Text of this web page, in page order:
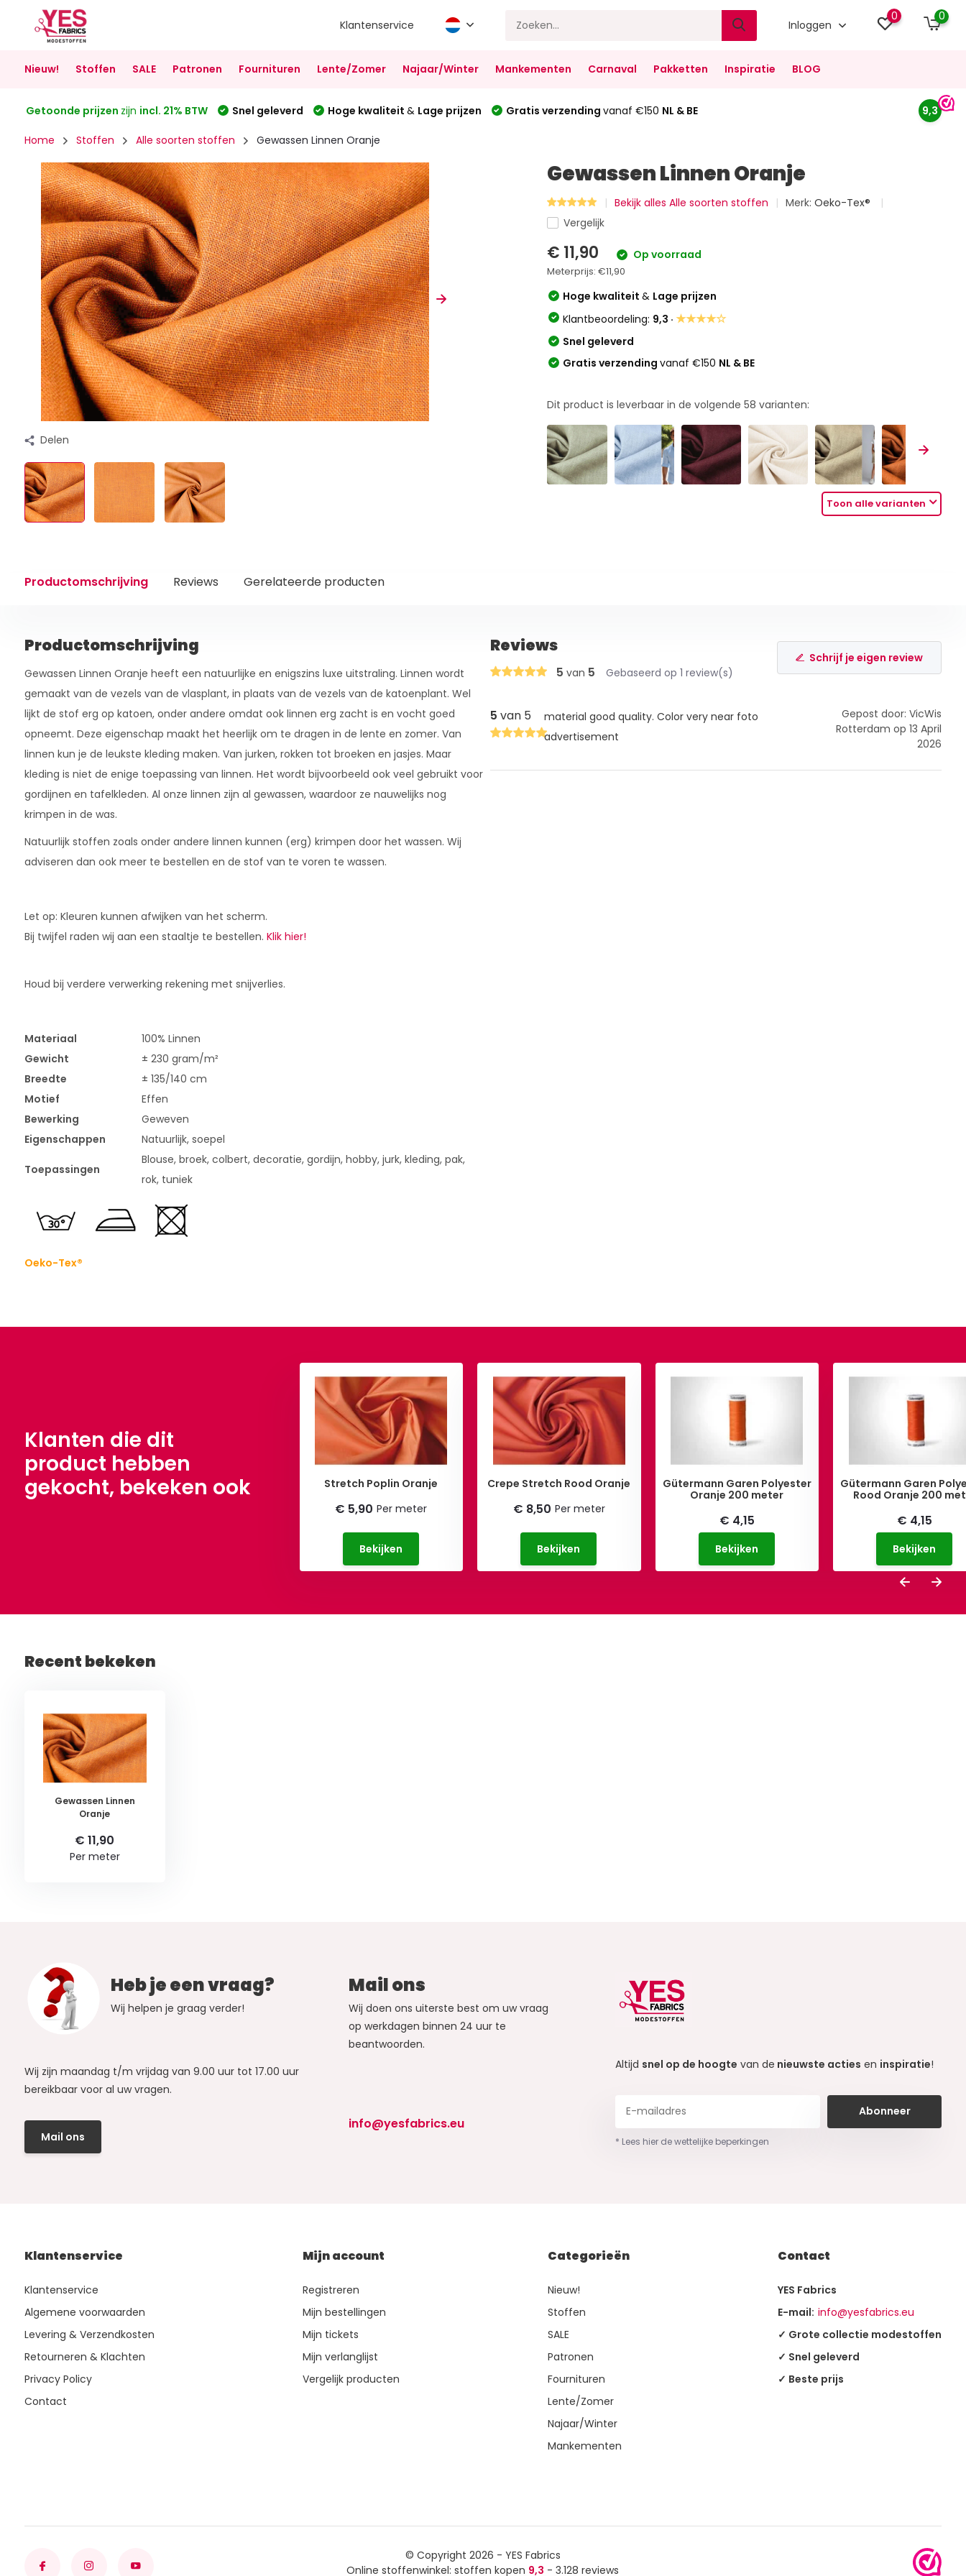
Klantenservice Inloggen
0 0
Nieuw! Stoffen SALE Patronen Fournituren Lente/Zomer Najaar/Winter Mankementen Carnaval Pakketten Inspiratie BLOG
Getoonde prijzen zijn incl. 21% BTW Snel geleverd Hoge kwaliteit & Lage prijzen Gratis verzending vanaf €150 NL & BE 9,3
Home Stoffen Alle soorten stoffen Gewassen Linnen Oranje
Delen
Gewassen Linnen Oranje
Bekijk alles Alle soorten stoffen Merk:Oeko-Tex®
Vergelijk
€ 11,90 Op voorraad
Meterprijs:€11,90
Hoge kwaliteit& Lage prijzen
Klantbeoordeling: 9,3 ·★★★★☆
Snel geleverd
Gratis verzendingvanaf €150 NL & BE
Dit product is leverbaar in de volgende58 varianten:
Toon alle varianten
Productomschrijving Reviews Gerelateerde producten
Productomschrijving
Gewassen Linnen Oranje heeft een natuurlijke en enigszins luxe uitstraling. Linnen wordt
gemaakt van de vezels van de vlasplant, in plaats van de vezels van de katoenplant. Wel
lijkt de stof erg op katoen, onder andere omdat ook linnen erg zacht is en vocht goed
opneemt. Deze eigenschap maakt het heerlijk om te dragen in de lente en zomer. Van
linnen kun je de leukste kleding maken. Van jurken, rokken tot broeken en jasjes. Maar
kleding is niet de enige toepassing van linnen. Het wordt bijvoorbeeld ook veel gebruikt voor
gordijnen en tafelkleden. Al onze linnen zijn al gewassen, waardoor ze nauwelijks nog
krimpen in de was.
Natuurlijk stoffen zoals onder andere linnen kunnen (erg) krimpen door het wassen. Wij
adviseren dan ook meer te bestellen en de stof van te voren te wassen.
Let op: Kleuren kunnen afwijken van het scherm.
Bij twijfel raden wij aan een staaltje te bestellen. Klik hier!
Houd bij verdere verwerking rekening met snijverlies.
Materiaal
100% Linnen
Gewicht
± 230 gram/m²
Breedte
± 135/140 cm
Motief
Effen
Bewerking
Geweven
Eigenschappen
Natuurlijk, soepel
Toepassingen
Blouse, broek, colbert, decoratie, gordijn, hobby, jurk, kleding, pak,
rok, tuniek
Oeko-Tex®
Reviews
5 van 5 Gebaseerd op 1 review(s)
Schrijf je eigen review
5 van 5
material good quality. Color very near foto
advertisement
Gepost door: VicWis
Rotterdam op 13 April
2026
Klanten die dit
product hebben
gekocht, bekeken ook
Badstof Oranje
Brique
Boerenbont Ruit 8 mm
Oranje
Stretch Poplin Oranje
€ 5,90 Per meter
Bekijken
Crepe Stretch Rood Oranje
€ 8,50 Per meter
Bekijken
Gütermann Garen Polyester
Oranje 200 meter
€ 4,15
Bekijken
Gütermann Garen
Rood Oranje 200
€ 4,15
Bekijken
Recent bekeken
Gewassen Linnen
Oranje
€ 11,90
Per meter
Heb je een vraag?
Wij helpen je graag verder!
Wij zijn maandag t/m vrijdag van 9.00 uur tot 17.00 uur
bereikbaar voor al uw vragen.
Mail ons
Mail ons
Wij doen ons uiterste best om uw vraag
op werkdagen binnen 24 uur te
beantwoorden.
info@yesfabrics.eu
Altijd snel op de hoogte van de nieuwste acties en inspiratie!
Abonneer
* Lees hier de wettelijke beperkingen
Klantenservice
Klantenservice
Algemene voorwaarden
Levering & Verzendkosten
Retourneren & Klachten
Privacy Policy
Contact
Mijn account
Registreren
Mijn bestellingen
Mijn tickets
Mijn verlanglijst
Vergelijk producten
Categorieën
Nieuw!
Stoffen
SALE
Patronen
Fournituren
Lente/Zomer
Najaar/Winter
Mankementen
Contact
YES Fabrics
E-mail: info@yesfabrics.eu
✓ Grote collectie modestoffen
✓ Snel geleverd
✓ Beste prijs
© Copyright 2026 - YES Fabrics
Online stoffenwinkel: stoffen kopen 9,3 - 3.128 reviews